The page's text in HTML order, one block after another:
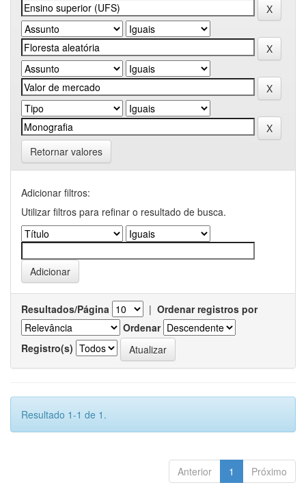
Retornar valores
Adicionar filtros:
Utilizar filtros para refinar o resultado de busca.
Resultados/Página | Ordenar registros por
Ordenar
Registro(s)
Resultado 1-1 de 1.
Anterior 1 Próximo